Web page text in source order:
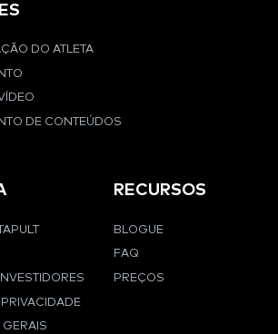
DO ATLETA
DE CONTEÚDOS
RECURSOS
BLOGUE
FAQ
PREÇOS